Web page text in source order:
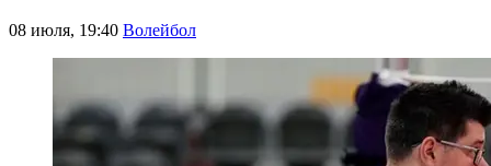
08 июля, 19:40 Волейбол